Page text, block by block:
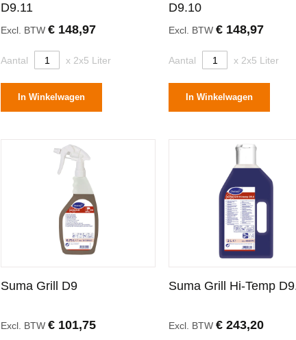
D9.11
Excl. BTW € 148,97
Aantal x 2x5 Liter
In Winkelwagen
D9.10
Excl. BTW€ 148,97
Aantal x 2x5 Liter
In Winkelwagen
Suma Grill D9
Excl. BTW € 101,75
Suma Grill Hi-Temp
Excl. BTW€ 243,20